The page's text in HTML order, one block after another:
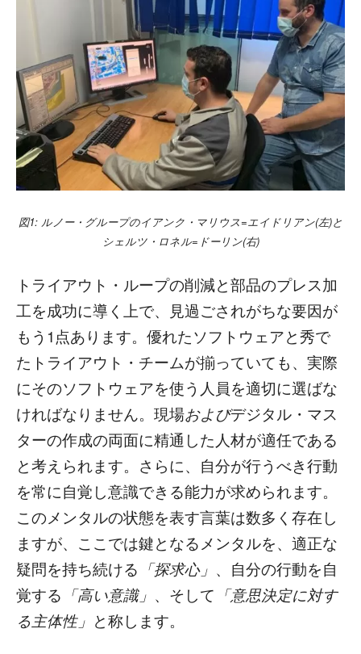
図1: ルノー・グループのイアンク・マリウス=エイドリアン(左)と
シェルツ・ロネル=ドーリン(右)
トライアウト・ループの削減と部品のプレス加
工を成功に導く上で、見過ごされがちな要因が
もう1点あります。優れたソフトウェアと秀で
たトライアウト・チームが揃っていても、実際
にそのソフトウェアを使う人員を適切に選ばな
ければなりません。現場およびデジタル・マス
ターの作成の両面に精通した人材が適任である
と考えられます。さらに、自分が行うべき行動
を常に自覚し意識できる能力が求められます。
このメンタルの状態を表す言葉は数多く存在し
ますが、ここでは鍵となるメンタルを、適正な
疑問を持ち続ける 「探求心」 、自分の行動を自
覚する 「高い意識」 、そして 「意思決定に対す
る主体性」 と称します。